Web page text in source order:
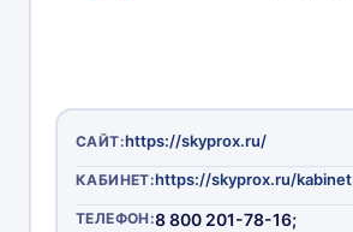
САЙТ:https://skyprox.ru/
КАБИНЕТ:https://skyprox.ru/kabinet
ТЕЛЕФОН:8 800 201-78-16;